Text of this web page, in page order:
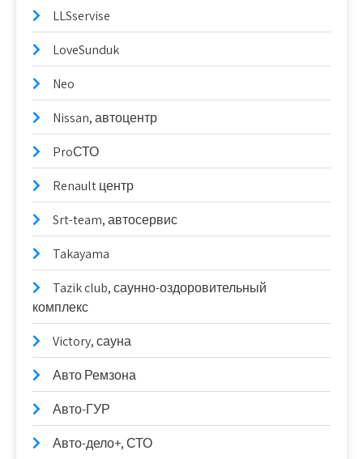
LLSservise
LoveSunduk
Neo
Nissan, автоцентр
ProСТО
Renault центр
Srt-team, автосервис
Takayama
Tazik club, саунно-оздоровительный
комплекс
Victory, сауна
Авто Ремзона
Авто-ГУР
Авто-дело+, СТО